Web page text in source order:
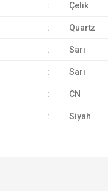
: Çelik
: Quartz
: Sarı
: Sarı
: CN
: Siyah